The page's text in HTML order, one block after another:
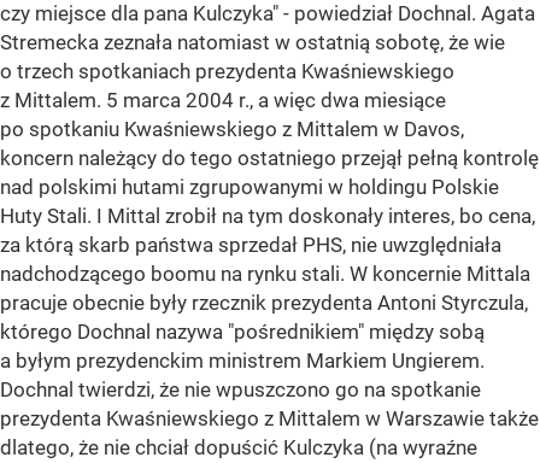
czy miejsce dla pana Kulczyka" - powiedział Dochnal. Agata
Stremecka zeznała natomiast w ostatnią sobotę, że wie
o trzech spotkaniach prezydenta Kwaśniewskiego
z Mittalem. 5 marca 2004 r., a więc dwa miesiące
po spotkaniu Kwaśniewskiego z Mittalem w Davos,
koncern należący do tego ostatniego przejął pełną kontrolę
nad polskimi hutami zgrupowanymi w holdingu Polskie
Huty Stali. I Mittal zrobił na tym doskonały interes, bo cena,
za którą skarb państwa sprzedał PHS, nie uwzględniała
nadchodzącego boomu na rynku stali. W koncernie Mittala
pracuje obecnie były rzecznik prezydenta Antoni Styrczula,
którego Dochnal nazywa "pośrednikiem" między sobą
a byłym prezydenckim ministrem Markiem Ungierem.
Dochnal twierdzi, że nie wpuszczono go na spotkanie
prezydenta Kwaśniewskiego z Mittalem w Warszawie także
dlatego, że nie chciał dopuścić Kulczyka (na wyraźne